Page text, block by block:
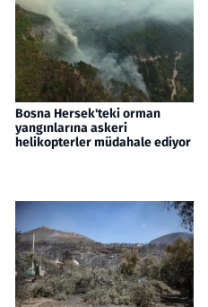
Bosna Hersek'teki orman
yangınlarına askeri
helikopterler müdahale ediyor